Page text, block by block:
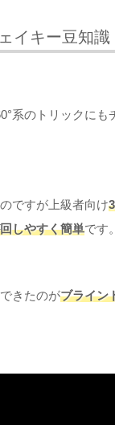
イキー豆知識
系のトリックにも
ですが上級者向け
しやすく簡単です。
きたのがブライン